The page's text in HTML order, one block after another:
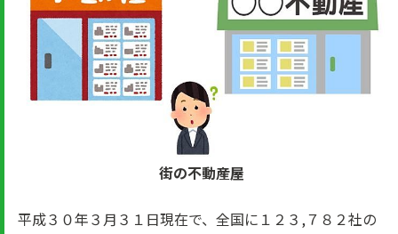
街の不動産屋
平成３０年３月３１日現在で、全国に１２３,７８２社の